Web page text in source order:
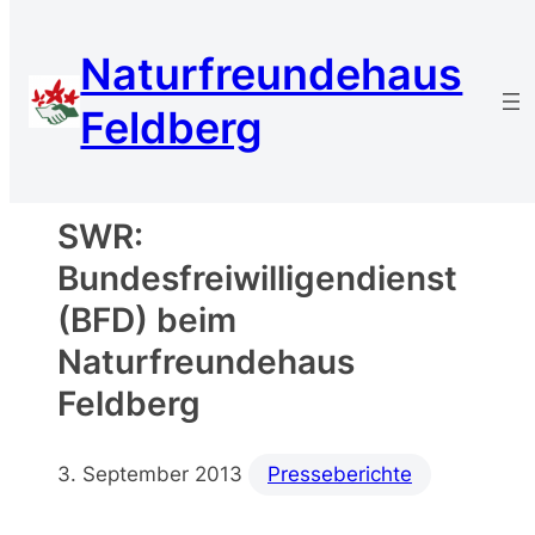
springenNaturfreundehaus
Feldberg
SWR:
Bundesfreiwilligendienst
(BFD) beim
Naturfreundehaus
Feldberg
3. September 2013 Presseberichte